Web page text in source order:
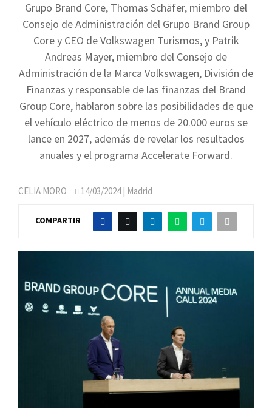
Grupo Brand Core, Thomas Schäfer, miembro del
Consejo de Administración del Grupo Brand Group
Core y CEO de Volkswagen Turismos, y Patrik
Andreas Mayer, miembro del Consejo de
Administración de la Marca Volkswagen, División de
Finanzas y responsable de las finanzas del Brand
Group Core, hablaron sobre las posibilidades de que
el vehículo eléctrico de menos de 20.000 euros se
lance en 2027, además de revelar los resultados
anuales y el programa Accelerate Forward.
CELIA MORO 14/03/2024| Madrid
COMPARTIR